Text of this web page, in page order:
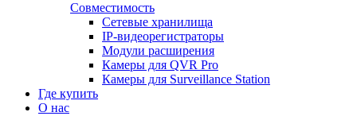
Совместимость
Сетевые хранилища
IP-видеорегистраторы
Модули расширения
Камеры для QVR Pro
Камеры для Surveillance Station
Где купить
О нас